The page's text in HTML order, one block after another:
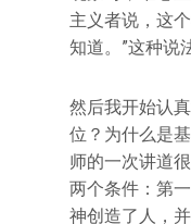
主义者说，这
知道。”这种说
然后我开始认
位？为什么是
师的一次讲道
两个条件：第
神创造了人，